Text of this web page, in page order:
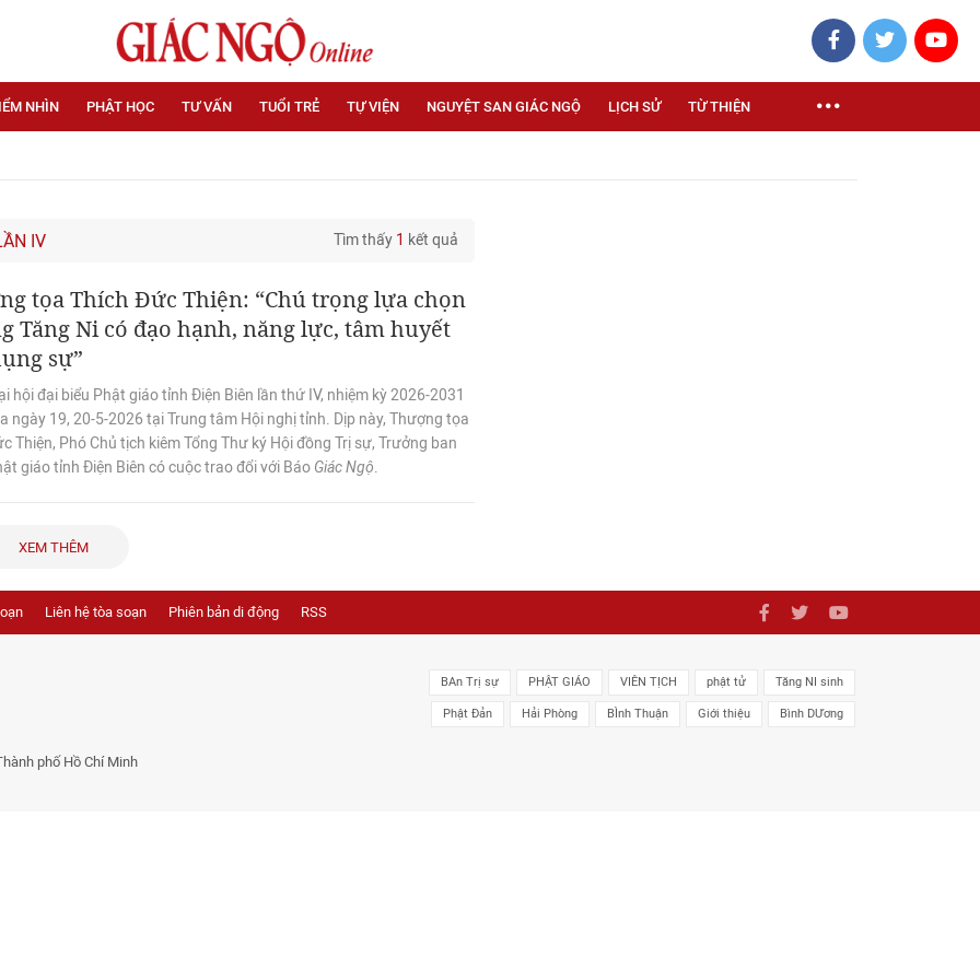
NHÌN PHẬT HỌC TƯ VẤN TUỔI TRẺ TỰ VIỆN NGUYỆT SAN GIÁC NGỘ LỊCH SỬ TỪ THIỆN
IV Tìm thấy 1 kết quả
tọa Thích Đức Thiện: “Chú trọng lựa chọn
Tăng Ni có đạo hạnh, năng lực, tâm huyết
sự”
hội đại biểu Phật giáo tỉnh Điện Biên lần thứ IV, nhiệm kỳ 2026-2031
ngày 19, 20-5-2026 tại Trung tâm Hội nghị tỉnh. Dịp này, Thượng tọa
Thiện, Phó Chủ tịch kiêm Tổng Thư ký Hội đồng Trị sự, Trưởng ban
giáo tỉnh Điện Biên có cuộc trao đổi với Báo Giác Ngộ.
XEM THÊM
Liên hệ tòa soạn Phiên bản di động RSS
phố Hồ Chí Minh
BAn Trị sự PHẬT GIÁO VIÊN TỊCH phật tử Tăng NI sinh
Phật Đản Hải Phòng BÌnh Thuận Giới thiệu Bình DƯơng